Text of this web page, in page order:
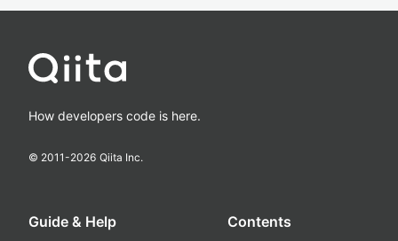
How developers code is here.
© 2011-2026 Qiita Inc.
Guide & Help Contents